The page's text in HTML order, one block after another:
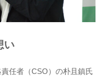
い
任者（CSO）の朴且鎮氏